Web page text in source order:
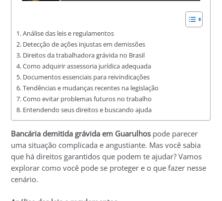
Análise das leis e regulamentos
Detecção de ações injustas em demissões
Direitos da trabalhadora grávida no Brasil
Como adquirir assessoria jurídica adequada
Documentos essenciais para reivindicações
Tendências e mudanças recentes na legislação
Como evitar problemas futuros no trabalho
Entendendo seus direitos e buscando ajuda
Bancária demitida grávida em Guarulhos pode parecer
uma situação complicada e angustiante. Mas você sabia
que há direitos garantidos que podem te ajudar? Vamos
explorar como você pode se proteger e o que fazer nesse
cenário.